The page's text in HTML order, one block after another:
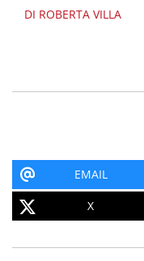
DI ROBERTA VILLA
EMAIL
X